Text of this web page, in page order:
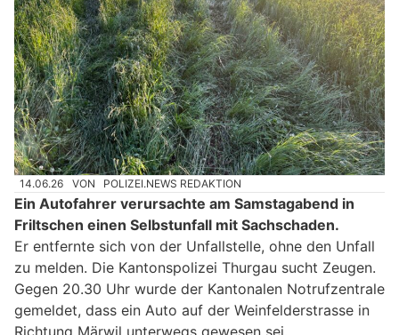
14.06.26 VON POLIZEI.NEWS REDAKTION
Ein Autofahrer verursachte am Samstagabend in
Friltschen einen Selbstunfall mit Sachschaden.
Er entfernte sich von der Unfallstelle, ohne den Unfall
zu melden. Die Kantonspolizei Thurgau sucht Zeugen.
Gegen 20.30 Uhr wurde der Kantonalen Notrufzentrale
gemeldet, dass ein Auto auf der Weinfelderstrasse in